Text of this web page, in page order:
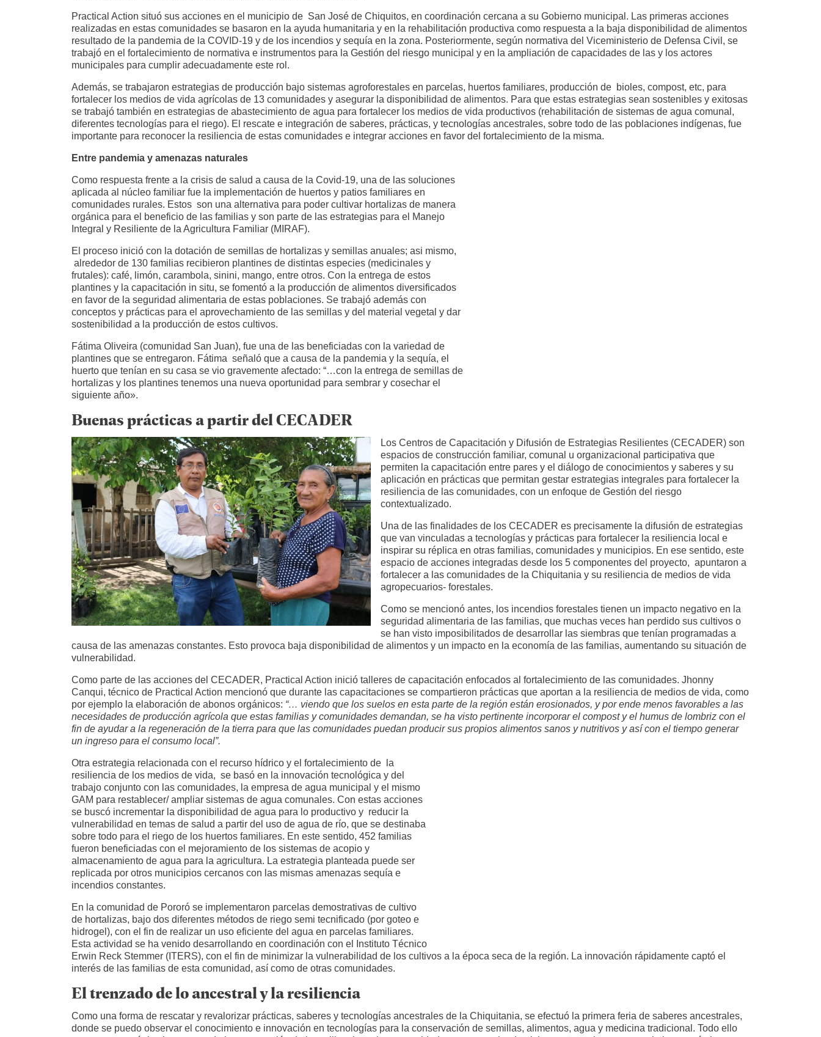
Practical Action situó sus acciones en el municipio de San José de Chiquitos, en coordinación cercana a su Gobierno municipal. Las primeras acciones
realizadas en estas comunidades se basaron en la ayuda humanitaria y en la rehabilitación productiva como respuesta a la baja disponibilidad de alimentos
resultado de la pandemia de la COVID-19 y de los incendios y sequía en la zona. Posteriormente, según normativa del Viceministerio de Defensa Civil, se
trabajó en el fortalecimiento de normativa e instrumentos para la Gestión del riesgo municipal y en la ampliación de capacidades de las y los actores
municipales para cumplir adecuadamente este rol.
Además, se trabajaron estrategias de producción bajo sistemas agroforestales en parcelas, huertos familiares, producción de bioles, compost, etc, para
fortalecer los medios de vida agrícolas de 13 comunidades y asegurar la disponibilidad de alimentos. Para que estas estrategias sean sostenibles y exitosas
se trabajó también en estrategias de abastecimiento de agua para fortalecer los medios de vida productivos (rehabilitación de sistemas de agua comunal,
diferentes tecnologías para el riego). El rescate e integración de saberes, prácticas, y tecnologías ancestrales, sobre todo de las poblaciones indígenas, fue
importante para reconocer la resiliencia de estas comunidades e integrar acciones en favor del fortalecimiento de la misma.
Entre pandemia y amenazas naturales
Como respuesta frente a la crisis de salud a causa de la Covid-19, una de las soluciones
aplicada al núcleo familiar fue la implementación de huertos y patios familiares en
comunidades rurales. Estos son una alternativa para poder cultivar hortalizas de manera
orgánica para el beneficio de las familias y son parte de las estrategias para el Manejo
Integral y Resiliente de la Agricultura Familiar (MIRAF).
El proceso inició con la dotación de semillas de hortalizas y semillas anuales; asi mismo,
alrededor de 130 familias recibieron plantines de distintas especies (medicinales y
frutales): café, limón, carambola, sinini, mango, entre otros. Con la entrega de estos
plantines y la capacitación in situ, se fomentó a la producción de alimentos diversificados
en favor de la seguridad alimentaria de estas poblaciones. Se trabajó además con
conceptos y prácticas para el aprovechamiento de las semillas y del material vegetal y dar
sostenibilidad a la producción de estos cultivos.
Fátima Oliveira (comunidad San Juan), fue una de las beneficiadas con la variedad de
plantines que se entregaron. Fátima señaló que a causa de la pandemia y la sequía, el
huerto que tenían en su casa se vio gravemente afectado: “…con la entrega de semillas de
hortalizas y los plantines tenemos una nueva oportunidad para sembrar y cosechar el
siguiente año».
Buenas prácticas a partir del CECADER
Los Centros de Capacitación y Difusión de Estrategias Resilientes (CECADER) son
espacios de construcción familiar, comunal u organizacional participativa que
permiten la capacitación entre pares y el diálogo de conocimientos y saberes y su
aplicación en prácticas que permitan gestar estrategias integrales para fortalecer la
resiliencia de las comunidades, con un enfoque de Gestión del riesgo
contextualizado.
Una de las finalidades de los CECADER es precisamente la difusión de estrategias
que van vinculadas a tecnologías y prácticas para fortalecer la resiliencia local e
inspirar su réplica en otras familias, comunidades y municipios. En ese sentido, este
espacio de acciones integradas desde los 5 componentes del proyecto, apuntaron a
fortalecer a las comunidades de la Chiquitania y su resiliencia de medios de vida
agropecuarios- forestales.
Como se mencionó antes, los incendios forestales tienen un impacto negativo en la
seguridad alimentaria de las familias, que muchas veces han perdido sus cultivos o
se han visto imposibilitados de desarrollar las siembras que tenían programadas a
causa de las amenazas constantes. Esto provoca baja disponibilidad de alimentos y un impacto en la economía de las familias, aumentando su situación de
vulnerabilidad.
Como parte de las acciones del CECADER, Practical Action inició talleres de capacitación enfocados al fortalecimiento de las comunidades. Jhonny
Canqui, técnico de Practical Action mencionó que durante las capacitaciones se compartieron prácticas que aportan a la resiliencia de medios de vida, como
por ejemplo la elaboración de abonos orgánicos: “… viendo que los suelos en esta parte de la región están erosionados, y por ende menos favorables a las
necesidades de producción agrícola que estas familias y comunidades demandan, se ha visto pertinente incorporar el compost y el humus de lombriz con el
fin de ayudar a la regeneración de la tierra para que las comunidades puedan producir sus propios alimentos sanos y nutritivos y así con el tiempo generar
un ingreso para el consumo local”.
Otra estrategia relacionada con el recurso hídrico y el fortalecimiento de la
resiliencia de los medios de vida, se basó en la innovación tecnológica y del
trabajo conjunto con las comunidades, la empresa de agua municipal y el mismo
GAM para restablecer/ ampliar sistemas de agua comunales. Con estas acciones
se buscó incrementar la disponibilidad de agua para lo productivo y reducir la
vulnerabilidad en temas de salud a partir del uso de agua de río, que se destinaba
sobre todo para el riego de los huertos familiares. En este sentido, 452 familias
fueron beneficiadas con el mejoramiento de los sistemas de acopio y
almacenamiento de agua para la agricultura. La estrategia planteada puede ser
replicada por otros municipios cercanos con las mismas amenazas sequía e
incendios constantes.
En la comunidad de Pororó se implementaron parcelas demostrativas de cultivo
de hortalizas, bajo dos diferentes métodos de riego semi tecnificado (por goteo e
hidrogel), con el fin de realizar un uso eficiente del agua en parcelas familiares.
Esta actividad se ha venido desarrollando en coordinación con el Instituto Técnico
Erwin Reck Stemmer (ITERS), con el fin de minimizar la vulnerabilidad de los cultivos a la época seca de la región. La innovación rápidamente captó el
interés de las familias de esta comunidad, así como de otras comunidades.
El trenzado de lo ancestral y la resiliencia
Como una forma de rescatar y revalorizar prácticas, saberes y tecnologías ancestrales de la Chiquitania, se efectuó la primera feria de saberes ancestrales,
donde se puedo observar el conocimiento e innovación en tecnologías para la conservación de semillas, alimentos, agua y medicina tradicional. Todo ello